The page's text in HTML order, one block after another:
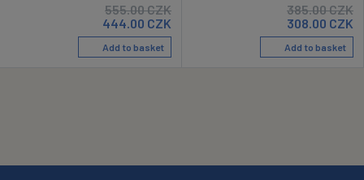
555.00CZK
444.00 CZK
Add to basket
385.00CZK
308.00 CZK
Add to basket